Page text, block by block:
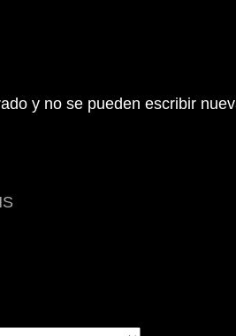
y no se pueden escribir